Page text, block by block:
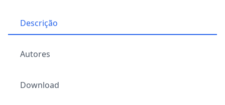
separação líquido-líquido, magneto eletrônica e varistores.
que se estas ações não forem evitadas, corrigidas e/ou
readequadas as consequências dos desastres ambientais,
A importância deste livro reside ao indicar caminhos
Descrição
Autores
Download